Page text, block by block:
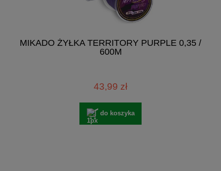
MIKADO ŻYŁKA TERRITORY PURPLE 0,35 /
600M
43,99 zł
do koszyka